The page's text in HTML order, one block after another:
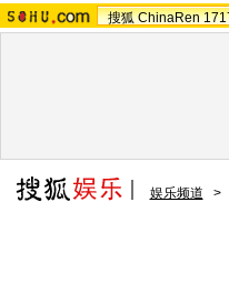
搜狐 ChinaRen
娱乐频道 >